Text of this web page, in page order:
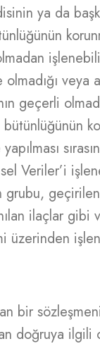
ya da
veya
geçerli
Veriler’i
grubu,
ilaçlar gibi
üzerinden
bir
doğruya ilgili